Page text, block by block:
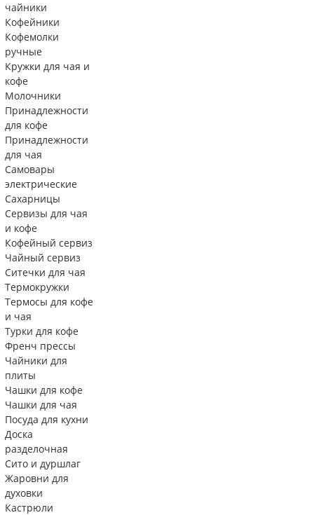
чайники
Кофейники
Кофемолки
ручные
Кружки для чая и
кофе
Молочники
Принадлежности
для кофе
Принадлежности
для чая
Самовары
электрические
Сахарницы
Сервизы для чая
и кофе
Кофейный сервиз
Чайный сервиз
Ситечки для чая
Термокружки
Термосы для кофе
и чая
Турки для кофе
Френч прессы
Чайники для
плиты
Чашки для кофе
Чашки для чая
Посуда для кухни
Доска
разделочная
Сито и дуршлаг
Жаровни для
духовки
Кастрюли